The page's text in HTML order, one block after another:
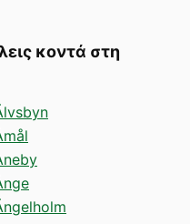
κοντά στη